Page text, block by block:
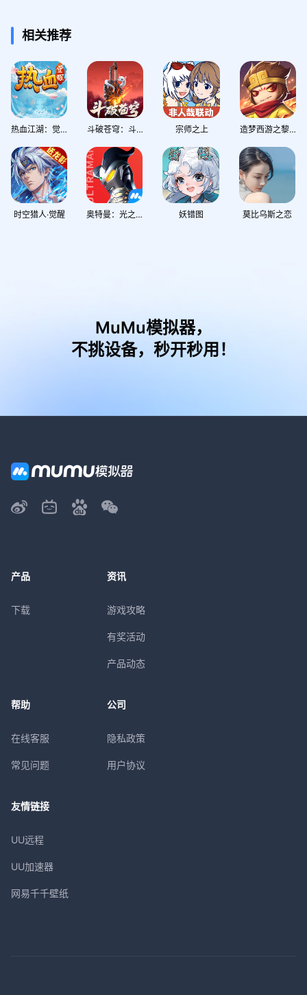
相关推荐
热血江湖：觉醒 斗破苍穹：斗帝之路 宗师之上 造梦西游之黎尤浩劫篇
时空猎人·觉醒 奥特曼：光之战士 妖错图 莫比乌斯之恋
MuMu模拟器，
不挑设备，秒开秒用！
产品
下载
资讯
游戏攻略
有奖活动
产品动态
帮助
在线客服
常见问题
公司
隐私政策
用户协议
友情链接
UU远程
UU加速器
网易千千壁纸